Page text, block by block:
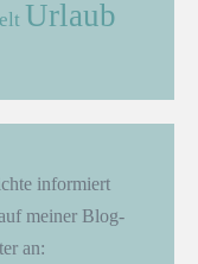
Urlaub
informiert
meiner Blog-
an: